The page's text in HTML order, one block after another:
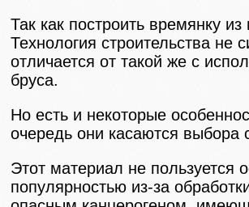
Так как построить времянку
Технология строительства не
отличается от такой же с
бруса.
Но есть и некоторые
очередь они касаются выбора
Этот материал не пользуется
популярностью из-за